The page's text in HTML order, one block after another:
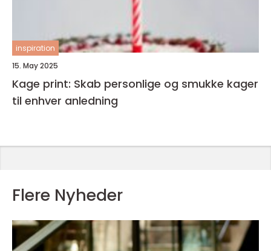
inspiration
15. May 2025
Kage print: Skab personlige og smukke kager
til enhver anledning
Flere Nyheder